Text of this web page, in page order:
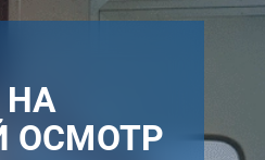
НА
ОСМОТР